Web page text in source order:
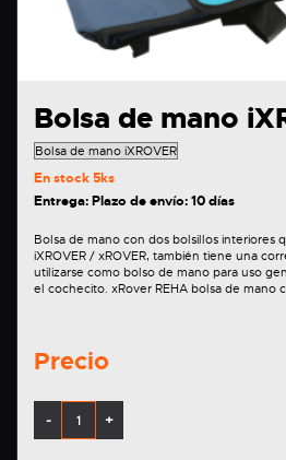
Bolsa de mano
En stock5ks
Entrega: Plazo de envío: 10 días
Bolsa de mano con dos bolsillos interiores
iXROVER / xROVER, también tiene una
utilizarse como bolso de mano para uso
el cochecito. xRover REHA bolsa de mano
Precio
- +